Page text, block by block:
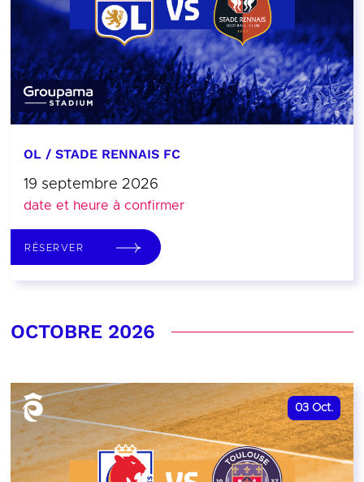
OL / STADE RENNAIS FC
19 septembre 2026
date et heure à confirmer
RÉSERVER
OCTOBRE 2026
03 Oct.